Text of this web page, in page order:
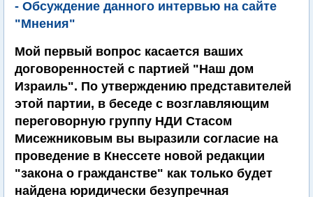
- Обсуждение данного интервью на сайте
"Мнения"
Мой первый вопрос касается ваших
договоренностей с партией "Наш дом
Израиль". По утверждению представителей
этой партии, в беседе с возглавляющим
переговорную группу НДИ Стасом
Мисежниковым вы выразили согласие на
проведение в Кнессете новой редакции
"закона о гражданстве" как только будет
найдена юридически безупречная